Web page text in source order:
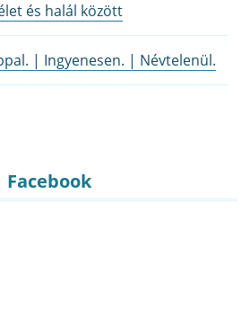
és halál között
| Ingyenesen. | Névtelenül.
Facebook